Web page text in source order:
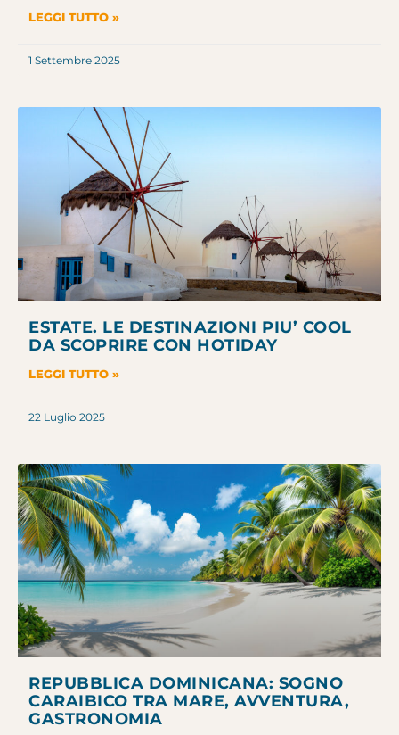
LEGGI TUTTO »
1 Settembre 2025
ESTATE. LE DESTINAZIONI PIU’ COOL
DA SCOPRIRE CON HOTIDAY
LEGGI TUTTO »
22 Luglio 2025
REPUBBLICA DOMINICANA: SOGNO
CARAIBICO TRA MARE, AVVENTURA,
GASTRONOMIA